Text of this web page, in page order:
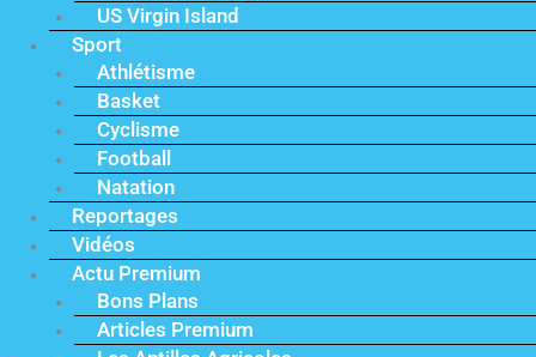
US Virgin Island
Sport
Athlétisme
Basket
Cyclisme
Football
Natation
Reportages
Vidéos
Actu Premium
Bons Plans
Articles Premium